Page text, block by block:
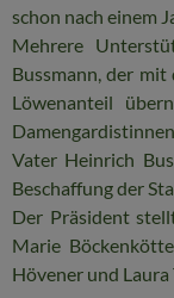
schon nach einem
Mehrere
Bussmann, der
Löwenanteil
Vater Heinrich
Beschaffung der
Der Präsident
Marie
Hövener und